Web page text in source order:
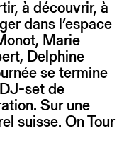
à découvrir, à
dans l’espace
Marie
Delphine
se termine
set de
Sur une
suisse. On Tour